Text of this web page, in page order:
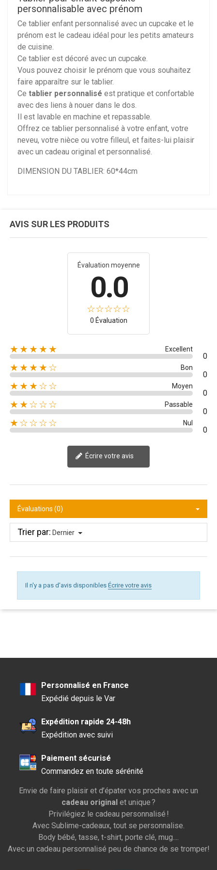
personnalisable avec prénom
Ce tablier enfant personnalisé avec un cupcake et le
prénom est le cadeau idéal pour les petits amateurs
de cuisine.
Ce tablier est décoré avec un cupcake.
Vous pouvez choisir le prénom que vous souhaitez
faire apparaître sur le tablier.
Ce tablier personnalisé est pratique et confortable
avec des liens à nouer dans le dos.
Il est lavable en machine et repassable.
Offrez ce tablier personnalisé à votre enfant, votre
neveu, votre nièce ou votre filleul, et faites-lui plaisir
avec un cadeau original et personnalisé.
DIMENSION DU TABLIER: 60*44cm
AVIS SUR LES PRODUITS
Évaluation moyenne
0.0
0 Évaluation
★★★★★ Excellent
0
★★★★☆ Bon
0
★★★☆☆ Moyen
0
★★☆☆☆ Passable
0
★☆☆☆☆ Nul
0
Écrire votre avis
Évaluations (0)
Trier par: Dernier
Il n'y a pas d'avis disponibles Écrire votre avis
Personnalisé en France
Expédié depuis le Var
Expédition rapide 24-48h
Expédition avec suivi
Paiement sécurisé
Commandez en toute sérénité
Envie de faire plaisir et d’épater vos proches avec un
cadeau original et unique ?
Privilégiez le cadeau personnalisé !
Avec Sublime-cadeaux, tout se personnalise.
Body bébé, tasse, t-shirt, porte clé, mug....
Avec un cadeau personnalisé peu de chance de se tromper!